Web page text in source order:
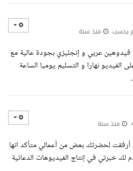
يحسب منذ سنة
فيدوهين عربي و إنجليزي بجودة عالية مع
الفيديو نهارا و التسليم يوميا الساعة
منذ سنة
أرفقت لحضرتك بعض من أعمالي متأكد انها
خبرتي في إنتاج الفيديوهات الدعائية